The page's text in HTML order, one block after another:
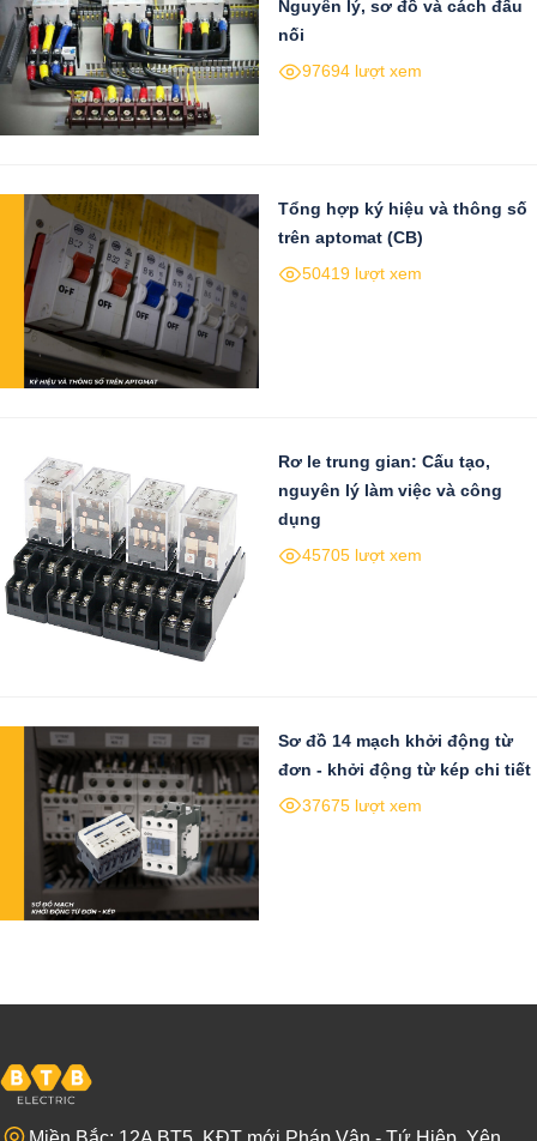
Nguyên lý, sơ đồ và cách đấu
nối
97694 lượt xem
Tổng hợp ký hiệu và thông số
trên aptomat (CB)
50419 lượt xem
Rơ le trung gian: Cấu tạo,
nguyên lý làm việc và công
dụng
45705 lượt xem
Sơ đồ 14 mạch khởi động từ
đơn - khởi động từ kép chi tiết
37675 lượt xem